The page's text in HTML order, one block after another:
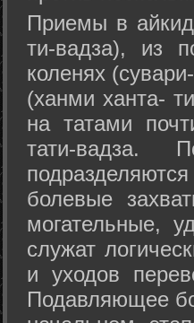
Приемы в
ти-вадза), из
коленях
(ханми ханта-
на татами
тати-вадза.
болевые
могательные,
служат
и уходов
Подавляющее